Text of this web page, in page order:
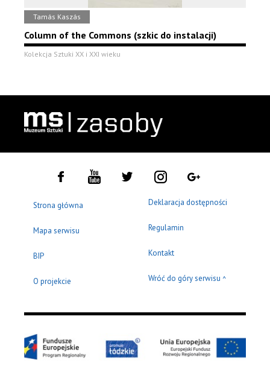
Tamás Kaszás
Column of the Commons (szkic do instalacji)
Kolekcja Sztuki XX i XXI wieku
Strona główna
Mapa serwisu
BIP
O projekcie
Deklaracja dostępności
Regulamin
Kontakt
Wróć do góry serwisu ^